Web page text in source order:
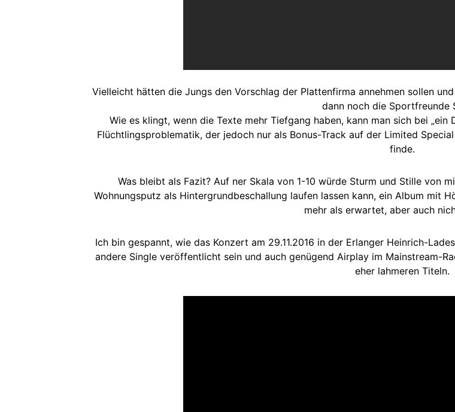
Vielleicht hätten die Jungs den Vorschlag der Plattenfirma annehmen sollen
dann noch die Sportfreunde
Wie es klingt, wenn die Texte mehr Tiefgang haben, kann man sich bei
Flüchtlingsproblematik, der jedoch nur als Bonus-Track auf der Limited
finde.
Was bleibt als Fazit? Auf ner Skala von 1-10 würde Sturm und Stille von
Wohnungsputz als Hintergrundbeschallung laufen lassen kann, ein Album mit
mehr als erwartet, aber auch
Ich bin gespannt, wie das Konzert am 29.11.2016 in der Erlanger Heinrich-
andere Single veröffentlicht sein und auch genügend Airplay im Mainstream-
eher lahmeren Titeln.